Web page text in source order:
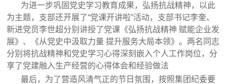
为进一步巩固党史学习教育成果，弘扬抗战精神，以此
为主题，支部还开展了“党课开讲啦”活动，支部书记李奎、
新进党员李世超分别讲授了党课《弘扬抗战精神 赋能企业发
展》、《从党史中汲取力量 提升服务大局本领》。两名同志
分别将抗战精神和党史学习心得深刻嵌入个人工作岗位，分
享了党建融入生产经营的心得体会和经验做法
最后，为了营造风清气正的节日氛围，按照集团纪委要